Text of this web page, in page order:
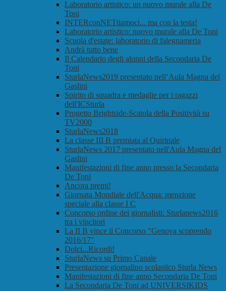
Laboratorio artistico: un nuovo murale alla De
Toni
INTERconNETtiamoci... ma con la testa!
Laboratorio artistico: nuovo murale alla De Toni
Scuola d'estate: laboratorio di falegnameria
Andrà tutto bene
Il Calendario degli alunni della Secondaria De
Toni
SturlaNews2019 presentato nell’Aula Magna del
Gaslini
Spirito di squadra e medaglie per i ragazzi
dell'ICSturla
Progetto Brightside-Scatola della Positività su
TV2000
SturlaNews2018
La classe III B premiata al Quirinale
SturlaNews 2017 presentato nell'Aula Magna del
Gaslini
Manifestazioni di fine anno presso la Secondaria
De Toni
Ancora premi!
Giornata Mondiale dell'Acqua: menzione
speciale alla classe I C
Concorso ordine dei giornalisti: Sturlanews2016
tra i vincitori
La II B vince il Concorso "Genova scoprendo
2016/17"
Dolci...Ricordi!
SturlaNews su Primo Canale
Presentazione giornalino scolastico Sturla News
Manifestazioni di fine anno Secondaria De Toni
La Secondaria De Toni ad UNIVERSIKIDS